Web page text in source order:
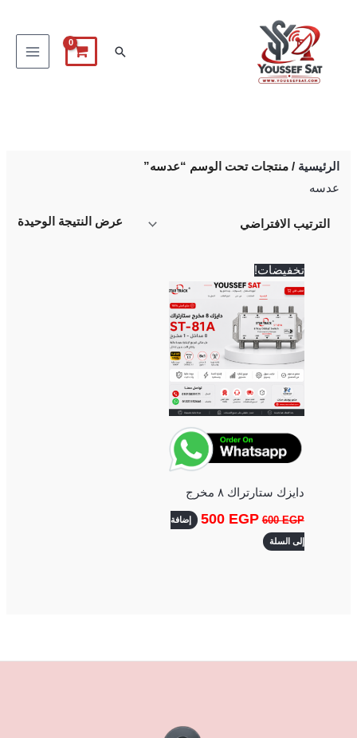
البحث
الرئيسية / منتجات تحت الوسم “عدسه”
عدسه
عرض النتيجة الوحيدة
تخفيضات!
دايزك ستارتراك ٨ مخرج
600EGP
السعر
الأصلي
هو:
600 EGP.
500 EGP
هو:
500 EGP.
إضافة
إلى السلة